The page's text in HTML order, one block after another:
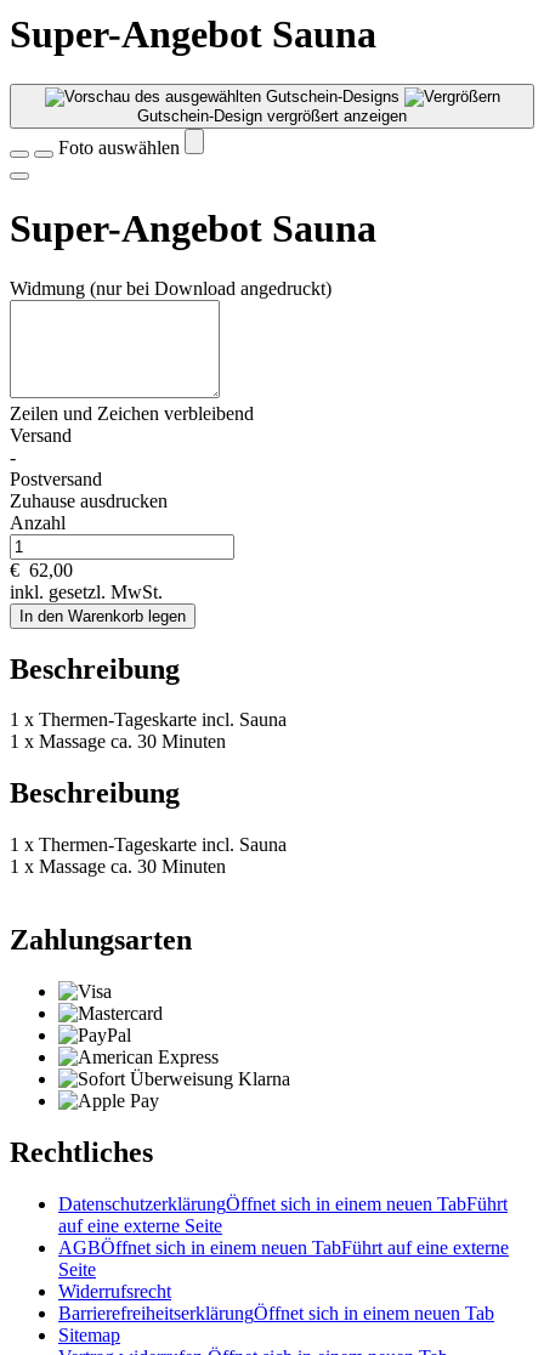
Super-Angebot Sauna
Gutschein-Design vergrößert anzeigen
Foto auswählen
Super-Angebot Sauna
Widmung (nur bei Download angedruckt)
Zeilen und Zeichen verbleibend
Versand
-
Postversand
Zuhause ausdrucken
Anzahl
€ 62,00
inkl. gesetzl. MwSt.
In den Warenkorb legen
Beschreibung
1 x Thermen-Tageskarte incl. Sauna
1 x Massage ca. 30 Minuten
Beschreibung
1 x Thermen-Tageskarte incl. Sauna
1 x Massage ca. 30 Minuten
Zahlungsarten
Rechtliches
DatenschutzerklärungÖffnet sich in einem neuen TabFührt
auf eine externe Seite
AGBÖffnet sich in einem neuen TabFührt auf eine externe
Seite
Widerrufsrecht
BarrierefreiheitserklärungÖffnet sich in einem neuen Tab
Sitemap